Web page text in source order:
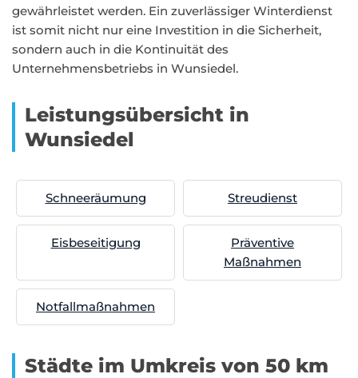
gewährleistet werden. Ein zuverlässiger Winterdienst
ist somit nicht nur eine Investition in die Sicherheit,
sondern auch in die Kontinuität des
Unternehmensbetriebs in Wunsiedel.
Leistungsübersicht in
Wunsiedel
Schneeräumung Streudienst
Eisbeseitigung
Präventive
Maßnahmen
Notfallmaßnahmen
Städte im Umkreis von 50 km